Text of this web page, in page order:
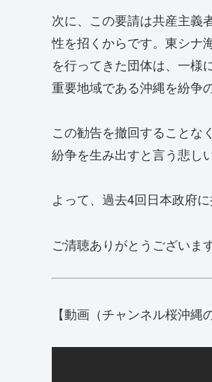
次に、この要請は共産主義
性を招くからです。東シナ
を行ってきた団体は、一様
重要地域である沖縄を紛争
この勧告を撤回することな
紛争を生み出すと言う悲し
よって、過去4回日本政府
ご清聴ありがとうございます
【動画（チャンネル桜沖縄